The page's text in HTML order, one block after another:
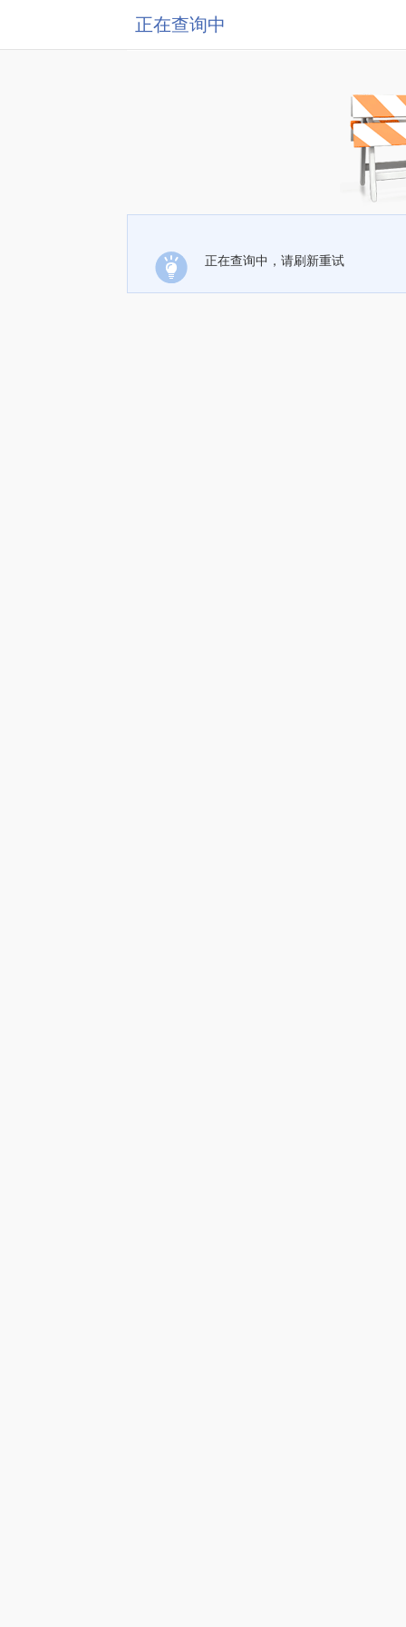
正在查询中
正在查询中，请刷新重试